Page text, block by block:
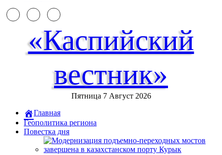
«Каспийский
вестник»
Пятница 7 Август 2026
Главная
Геополитика региона
Повестка дня